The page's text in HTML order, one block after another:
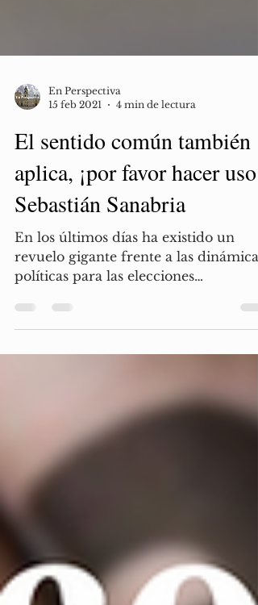
En Perspectiva
15 feb 2021
4 min de lectura
El sentido común también
aplica, ¡por favor hacer uso!;
Sebastián Sanabria
En los últimos días ha existido un
revuelo gigante frente a las dinámicas
políticas para las elecciones